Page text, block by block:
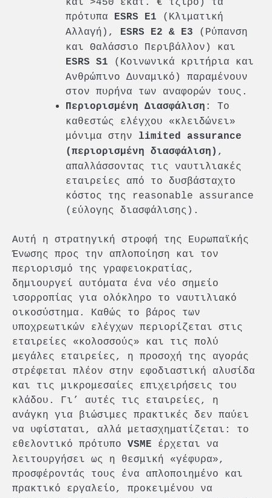
πρότυπα ESRS Ε1 (Κλιματική
Αλλαγή), ESRS Ε2 & Ε3
(Ρύπανση
και Θαλάσσιο Περιβάλλον) και
ESRS
S1 (Κοινωνικά κριτήρια και
Ανθρώπινο Δυναμικό) παραμένουν
στον πυρήνα των αναφορών τους.
Περιορισμένη Διασφάλιση : Το
καθεστώς ελέγχου «κλειδώνει»
μόνιμα στην limited assurance
(περιορισμένη διασφάλιση) ,
απαλλάσσοντας τις ναυτιλιακές
εταιρείες από το δυσβάσταχτο
κόστος της reasonable assurance
(εύλογης διασφάλισης).
Αυτή η στρατηγική στροφή της Ευρωπαϊκής
Ένωσης προς την απλοποίηση και τον
περιορισμό της γραφειοκρατίας,
δημιουργεί αυτόματα ένα νέο σημείο
ισορροπίας για ολόκληρο το ναυτιλιακό
οικοσύστημα. Καθώς το βάρος των
υποχρεωτικών ελέγχων περιορίζεται στις
εταιρείες «κολοσσούς» και τις πολύ
μεγάλες εταιρείες, η προσοχή της αγοράς
στρέφεται πλέον στην εφοδιαστική αλυσίδα
και τις μικρομεσαίες επιχειρήσεις του
κλάδου. Γι’ αυτές τις εταιρείες, η
ανάγκη για βιώσιμες πρακτικές δεν παύει
να υφίσταται, αλλά μετασχηματίζεται: το
εθελοντικό πρότυπο VSME έρχεται να
λειτουργήσει ως η θεσμική «γέφυρα»,
προσφέροντάς τους ένα απλοποιημένο και
πρακτικό εργαλείο, προκειμένου να